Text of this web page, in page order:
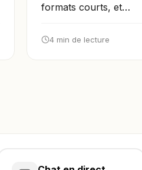
formats courts, et…
4 min de lecture